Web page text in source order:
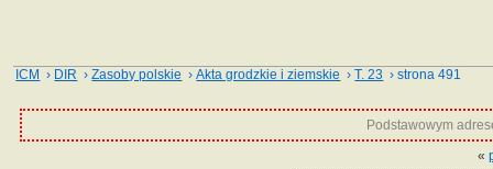
ICM › DIR ›Zasoby polskie ›Akta grodzkie i ziemskie ›T. 23 › strona 491
Podstawowym
«